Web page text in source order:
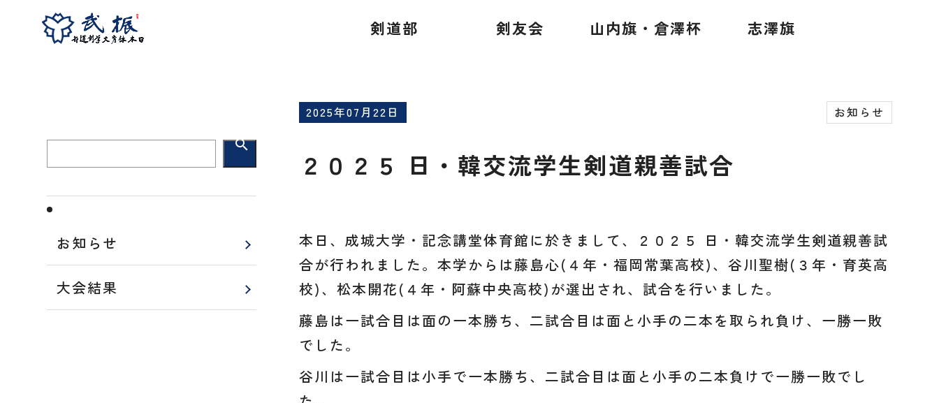
剣道部 剣友会 山内旗・倉澤杯 志澤旗
ホーム お知らせ
2025年07月22日 お知らせ
２０２５ 日・韓交流学生剣道親善試合
本日、成城大学・記念講堂体育館に於きまして、２０２５ 日・韓交流学生剣道親善試
合が行われました。本学からは藤島心(４年・福岡常葉高校)、谷川聖樹(３年・育英高
校)、松本開花(４年・阿蘇中央高校)が選出され、試合を行いました。
藤島は一試合目は面の一本勝ち、二試合目は面と小手の二本を取られ負け、一勝一敗
でした。
谷川は一試合目は小手で一本勝ち、二試合目は面と小手の二本負けで一勝一敗でし
search
お知らせ
大会結果